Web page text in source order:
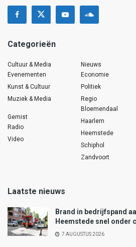
Categorieën
Cultuur & Media
Evenementen
Kunst & Cultuur
Muziek & Media
Gemist
Radio
Video
Nieuws
Economie
Politiek
Regio
Bloemendaal
Haarlem
Heemstede
Schiphol
Zandvoort
Laatste nieuws
Brand in bedrijfspand
Heemstede snel onder
7 AUGUSTUS 2026